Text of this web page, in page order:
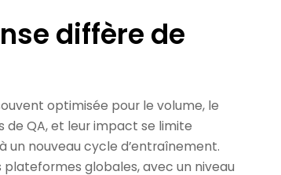
diffère de
optimisée pour le volume, le
de QA, et leur impact se limite
nouveau cycle d’entraînement.
globales, avec un niveau